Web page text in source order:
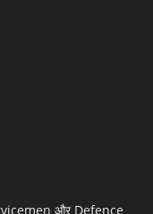
और Defence